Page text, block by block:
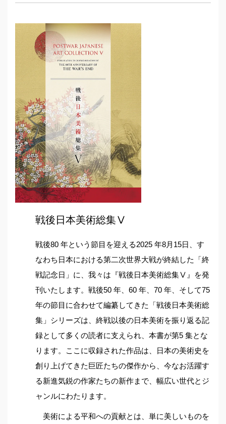
戦後日本美術総集Ⅴ
戦後80 年という節目を迎える2025 年8月15日、す
なわち日本における第二次世界大戦が終結した「終
戦記念日」に、我々は『戦後日本美術総集Ⅴ』を発
刊いたします。戦後50 年、60 年、70 年、そして75
年の節目に合わせて編纂してきた「戦後日本美術総
集」シリーズは、終戦以後の日本美術を振り返る記
録として多くの読者に支えられ、本書が第5 集とな
ります。ここに収録された作品は、日本の美術史を
創り上げてきた巨匠たちの傑作から、今なお活躍す
る新進気鋭の作家たちの新作まで、幅広い世代とジ
ャンルにわたります。
美術による平和への貢献とは、単に美しいものを